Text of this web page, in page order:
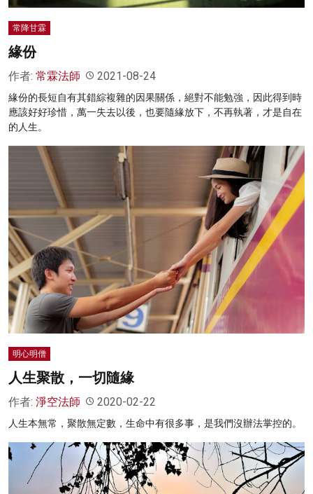
常降甘霖
緣份
作者: 常霖法師 2021-08-24
緣份的長短自有其錯綜複雜的因果關係，絕對不能勉強，因此得到時
應該好好珍惜，萬一失去以後，也要隨緣放下，不再執著，才是自在
的人生。
明心明僧
人生聚散，一切隨緣
作者: 淨空法師 2020-02-22
人生本無常，聚散無定數，生命中有很多事，是我們沒辦法掌控的。